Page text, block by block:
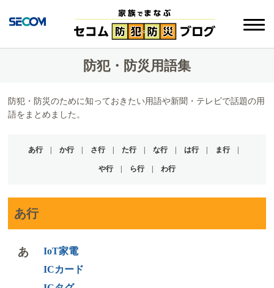
防犯・防災用語集
防犯・防災のために知っておきたい用語や新聞・テレビで話題の用
語をまとめました。
あ行 か行 さ行 た行 な行 は行 ま行
や行 ら行 わ行
あ行
あ
IoT家電
ICカード